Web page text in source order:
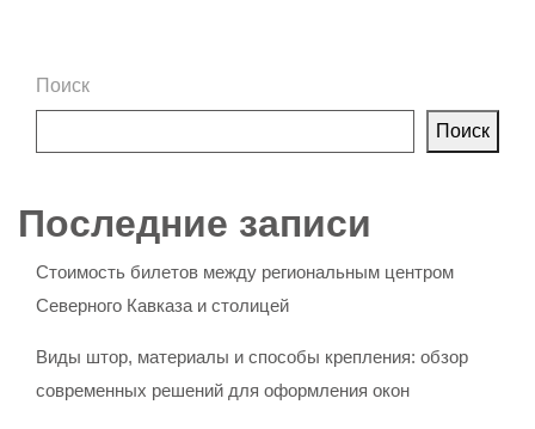
Поиск
Поиск
Последние записи
Стоимость билетов между региональным центром
Северного Кавказа и столицей
Виды штор, материалы и способы крепления: обзор
современных решений для оформления окон